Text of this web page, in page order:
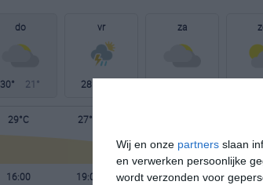
Wij en onze partners slaan
en verwerken persoonlijke
wordt verzonden voor
do
30° 21°
vr
28°
za
29°C 27°C
16:00 19:00 22:00 01:00